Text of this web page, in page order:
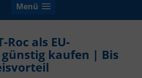
Menü
Roc als EU-
kaufen | Bis